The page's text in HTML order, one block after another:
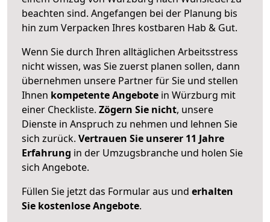
beachten sind. Angefangen bei der Planung bis
hin zum Verpacken Ihres kostbaren Hab & Gut.
Wenn Sie durch Ihren alltäglichen Arbeitsstress
nicht wissen, was Sie zuerst planen sollen, dann
übernehmen unsere Partner für Sie und stellen
Ihnen kompetente Angebote in Würzburg mit
einer Checkliste. Zögern Sie nicht, unsere
Dienste in Anspruch zu nehmen und lehnen Sie
sich zurück. Vertrauen Sie unserer 11 Jahre
Erfahrung in der Umzugsbranche und holen Sie
sich Angebote.
Füllen Sie jetzt das Formular aus und erhalten
Sie kostenlose Angebote.